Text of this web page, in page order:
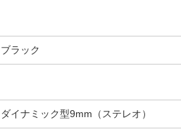
ブラック
ダイナミック型9mm（ステレオ）